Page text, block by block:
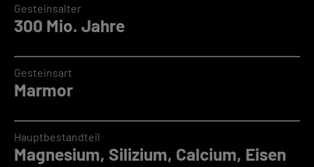
300 Mio. Jahre
Gesteinsalter
Marmor
Gesteinsart
Magnesium, Silizium, Calcium, Eisen
Hauptbestandteil